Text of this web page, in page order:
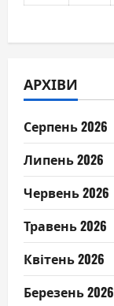
АРХІВИ
Серпень 2026
Липень 2026
Червень 2026
Травень 2026
Квітень 2026
Березень 2026